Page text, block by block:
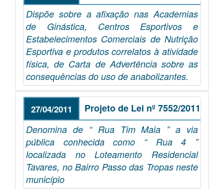
Dispõe sobre a afixação nas Academias
de Ginástica, Centros Esportivos e
Estabelecimentos Comerciais de Nutrição
Esportiva e produtos correlatos à atividade
física, de Carta de Advertência sobre as
consequências do uso de anabolizantes.
27/04/2011 Projeto de Lei nº 7552/2011
Denomina de “ Rua Tim Maia ” a via
pública conhecida como “ Rua 4 ”
localizada no Loteamento Residencial
Tavares, no Bairro Passo das Tropas neste
município